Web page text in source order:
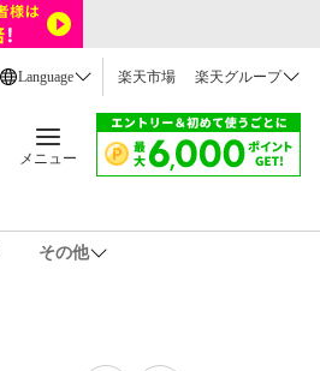
Language 楽天市場 楽天グループ
メニュー
その他